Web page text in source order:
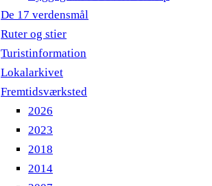
De 17 verdensmål
Ruter og stier
Turistinformation
Lokalarkivet
Fremtidsværksted
2026
2023
2018
2014